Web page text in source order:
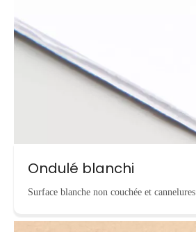
Ondulé blanchi
Surface blanche non couchée et cannelures